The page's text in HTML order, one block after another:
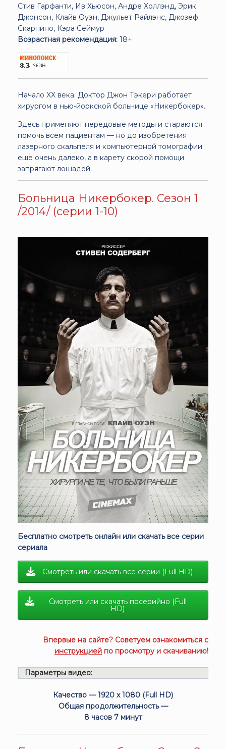
Стив Гарфанти, Ив Хьюсон, Андре Холлэнд, Эрик
Джонсон, Клайв Оуэн, Джульет Райлэнс, Джозеф
Скарпино, Кэра Сеймур
Возрастная рекомендация: 18+
Начало XX века. Доктор Джон Тэкери работает
хирургом в нью-йоркской больнице «Никербокер».
Здесь применяют передовые методы и стараются
помочь всем пациентам — но до изобретения
лазерного скальпеля и компьютерной томографии
ещё очень далеко, а в карету скорой помощи
запрягают лошадей.
Больница Никербокер. Сезон 1
/2014/ (серии 1-10)
Бесплатно смотреть онлайн или скачать все серии
сериала
Смотреть или скачать все серии (Full HD)
Смотреть или скачать посерийно (Full
HD)
Впервые на сайте? Советуем ознакомиться с
инструкцией по просмотру и скачиванию!
Параметры видео:
Качество — 1920 x 1080 (Full HD)
Общая продолжительность —
8 часов 7 минут